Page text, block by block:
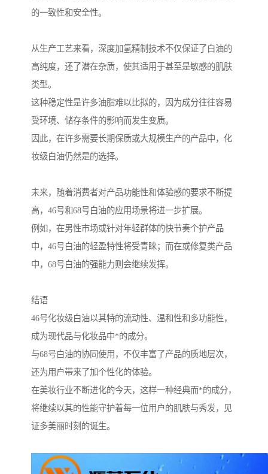
的一致性和安全性。
从生产工艺来看，深度加氢精制技术不仅保证了白油的
高纯度，还了潜在杂质，使其适用于甚至是敏感的肌肤
类型。
这种稳定性是许多油脂难以比拟的，因为成分往往容易
受环境、储存条件的影响而发生变质。
因此，在许多需要长期保质或大规模生产的产品中，化
妆级白油仍然是的选择。
未来，随着消费者对产品功能性和体验感的要求不断提
高，46号和68号白油的应用场景将进一步扩展。
例如，在男性市场或针对年轻群体的快节奏个护产品
中，46号白油的轻盈特性将受青睐；而在或修复类产品
中，68号白油的强能力则会继续发挥。
结语
46号化妆级白油以其特的流动性、温和性和多功能性，
成为现代品与化妆品中*的成分。
与68号白油的协同使用，不仅丰富了产品的质地层次，
还为用户带来了加个性化的体验。
在美妆行业不断进化的今天，这样一种经典而*的成分，
将继续以其的性能守护着每一位用户的肌肤与秀发，见
证多美丽时刻的诞生。